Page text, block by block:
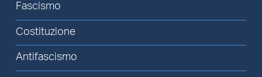
Fascismo
Costituzione
Antifascismo